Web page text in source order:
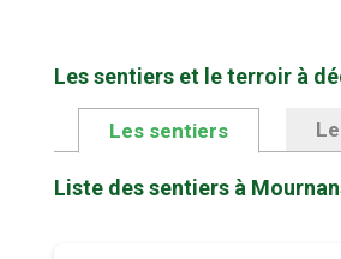
Les sentiers et le terroir à
Les sentiers
Liste des sentiers à